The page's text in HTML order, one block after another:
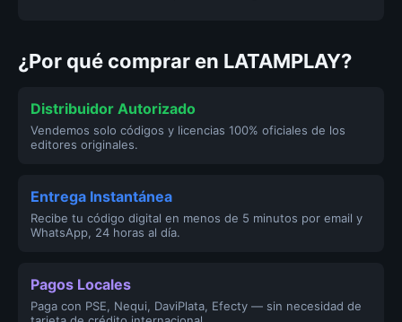
¿Por qué comprar en LATAMPLAY?
Distribuidor Autorizado
Vendemos solo códigos y licencias 100% oficiales de los
editores originales.
Entrega Instantánea
Recibe tu código digital en menos de 5 minutos por email y
WhatsApp, 24 horas al día.
Pagos Locales
Paga con PSE, Nequi, DaviPlata, Efecty — sin necesidad de